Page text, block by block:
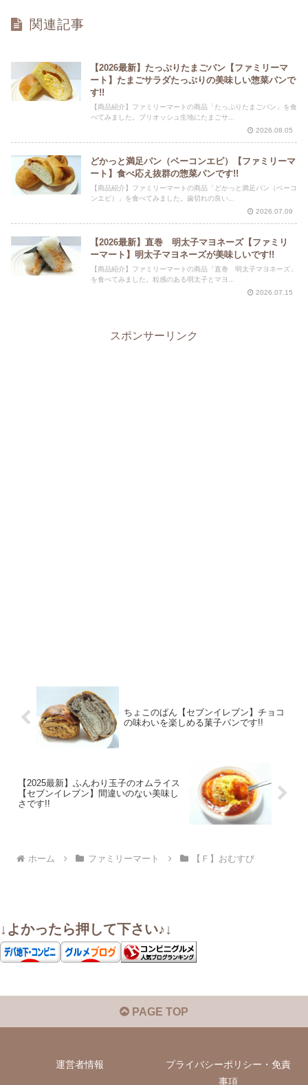
関連記事
【2026最新】たっぷりたまごパン【ファミリーマ
ート】たまごサラダたっぷりの美味しい惣菜パンで
す!!
【商品紹介】ファミリーマートの商品「たっぷりたまごパン」を食
べてみました。ブリオッシュ生地にたまごサ...
2026.08.05
どかっと満足パン（ベーコンエピ）【ファミリーマ
ート】食べ応え抜群の惣菜パンです!!
【商品紹介】ファミリーマートの商品「どかっと満足パン（ベーコ
ンエピ）」を食べてみました。歯切れの良い...
2026.07.09
【2026最新】直巻 明太子マヨネーズ【ファミリ
ーマート】明太子マヨネーズが美味しいです!!
【商品紹介】ファミリーマートの商品「直巻 明太子マヨネーズ」
を食べてみました。粒感のある明太子とマヨ...
2026.07.15
スポンサーリンク
ちょこのぱん【セブンイレブン】チョコ
の味わいを楽しめる菓子パンです!!
【2025最新】ふんわり玉子のオムライス
【セブンイレブン】間違いのない美味し
さです!!
ホーム ファミリーマート 【Ｆ】おむすび
↓よかったら押して下さい♪↓
PAGE TOP
運営者情報
プライバシーポリシー・免責
事項